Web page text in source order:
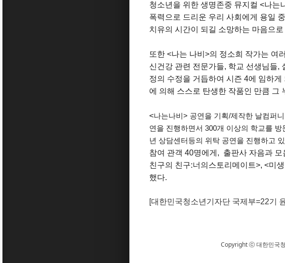
청소년을 위한 생명존중 뮤지컬 <나는
폭력으로 드리운 우리 사회에게 용일
치유의 시간이 되길 소망하는 마음으
또한 <나는 나비>의 정소희 작가는 여
신건강 관련 전문가들, 학교 선생님들,
정의 수정을 거듭하여 시즌 4에 임하게
에 의해 스스로 탄생한 작품인 만큼 그
<나는나비> 공연을 기획/제작한 날컴퍼
연을 진행하면서 300개 이상의 학교를
년 상담센터등의 위탁 공연을 진행하고
참여 관객 40명에게, 출판사 자음과
친구의 친구:너의스토리메이트>, <미
했다.
[대한민국청소년기자단 국제부=22기
Copyright ⓒ 대한민국